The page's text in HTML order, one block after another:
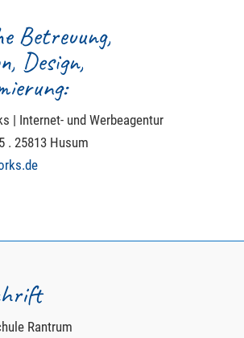
Betreuung,
Design,
| Internet- und Werbeagentur
. 25813 Husum
Rantrum